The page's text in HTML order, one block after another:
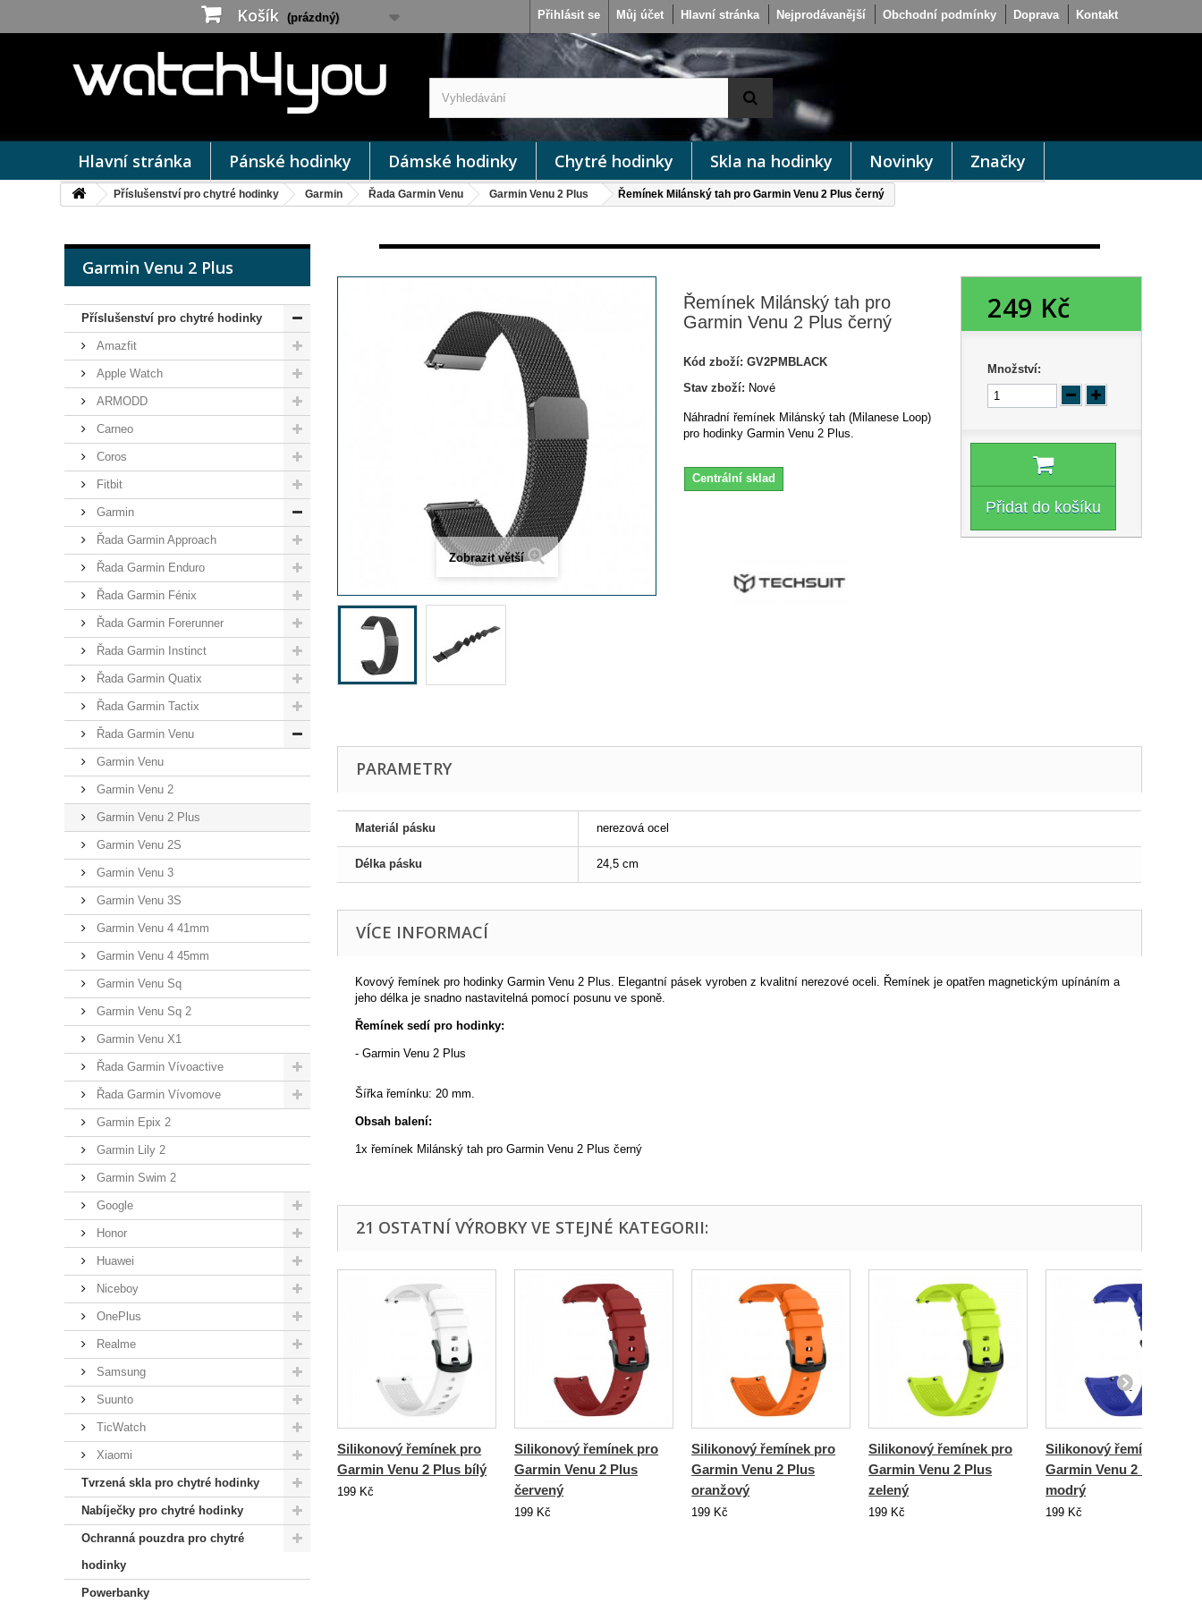
Můj účet Hlavní stránka Nejprodávanější Obchodní podmínky Doprava Kontakt
Košík (prázdný) Přihlásit se
Hlavní stránka Pánské hodinky Dámské hodinky Chytré hodinky Skla na hodinky Novinky Značky
Příslušenství pro chytré hodinky Garmin Řada Garmin Venu Garmin Venu 2 Plus Řemínek Milánský tah pro Garmin Venu 2 Plus černý
Garmin Venu 2 Plus
Příslušenství pro chytré hodinky
Amazfit
Apple Watch
ARMODD
Carneo
Coros
Fitbit
Garmin
Řada Garmin Approach
Řada Garmin Enduro
Řada Garmin Fénix
Řada Garmin Forerunner
Řada Garmin Instinct
Řada Garmin Quatix
Řada Garmin Tactix
Řada Garmin Venu
Garmin Venu
Garmin Venu 2
Garmin Venu 2 Plus
Garmin Venu 2S
Garmin Venu 3
Garmin Venu 3S
Garmin Venu 4 41mm
Garmin Venu 4 45mm
Garmin Venu Sq
Garmin Venu Sq 2
Garmin Venu X1
Řada Garmin Vívoactive
Řada Garmin Vívomove
Garmin Epix 2
Garmin Lily 2
Garmin Swim 2
Google
Honor
Huawei
Niceboy
OnePlus
Realme
Samsung
Suunto
TicWatch
Xiaomi
Tvrzená skla pro chytré hodinky
Nabíječky pro chytré hodinky
Ochranná pouzdra pro chytré
hodinky
Powerbanky
Zobrazit větší
Řemínek Milánský tah pro
Garmin Venu 2 Plus černý
Kód zboží: GV2PMBLACK
Stav zboží: Nové
Náhradní řemínek Milánský tah (Milanese Loop)
pro hodinky Garmin Venu 2 Plus.
Centrální sklad
249 Kč
Množství:
Přidat do košíku
PARAMETRY
Materiál pásku nerezová ocel
Délka pásku 24,5 cm
VÍCE INFORMACÍ
Kovový řemínek pro hodinky Garmin Venu 2 Plus. Elegantní pásek vyroben z kvalitní nerezové oceli. Řemínek je opatřen magnetickým upínáním a
jeho délka je snadno nastavitelná pomocí posunu ve sponě.
Řemínek sedí pro hodinky:
- Garmin Venu 2 Plus
Šířka řemínku: 20 mm.
Obsah balení:
1x řemínek Milánský tah pro Garmin Venu 2 Plus černý
21 OSTATNÍ VÝROBKY VE STEJNÉ KATEGORII:
Silikonový řemínek pro
Garmin Venu 2 Plus bílý
199 Kč
Silikonový řemínek pro
Garmin Venu 2 Plus
červený
199 Kč
Silikonový řemínek pro
Garmin Venu 2 Plus
oranžový
199 Kč
Silikonový řemínek pro
Garmin Venu 2 Plus
zelený
199 Kč
Silikonový řemínek pro
Garmin Venu 2 Plus
modrý
199 Kč